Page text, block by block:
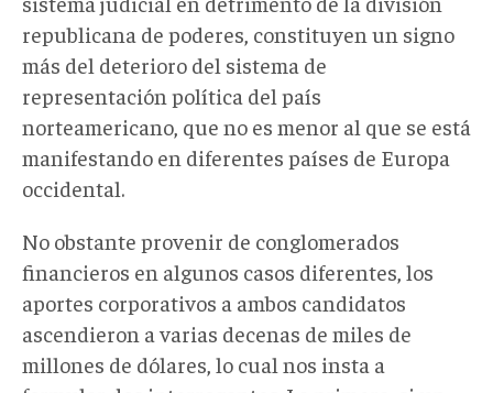
republicana de poderes, constituyen un signo
más del deterioro del sistema de
representación política del país
norteamericano, que no es menor al que se está
manifestando en diferentes países de Europa
occidental.
No obstante provenir de conglomerados
financieros en algunos casos diferentes, los
aportes corporativos a ambos candidatos
ascendieron a varias decenas de miles de
millones de dólares, lo cual nos insta a